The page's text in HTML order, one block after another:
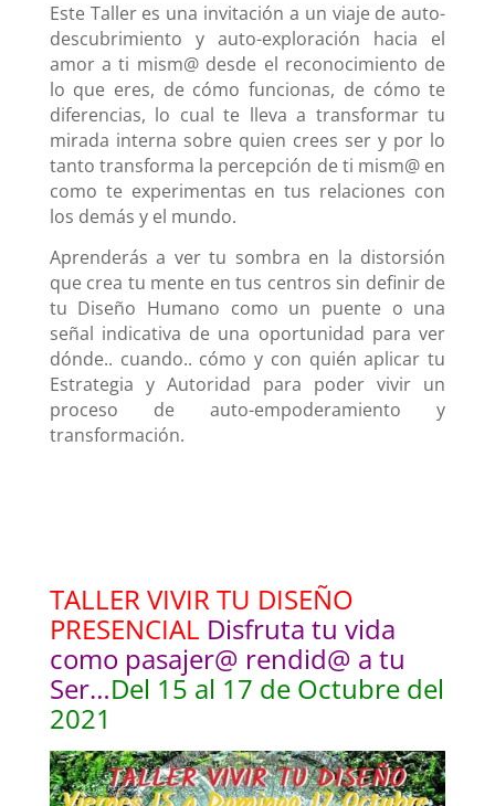
Este Taller es una invitación a un viaje de auto-
descubrimiento y auto-exploración hacia el
amor a ti mism@ desde el reconocimiento de
lo que eres, de cómo funcionas, de cómo te
diferencias, lo cual te lleva a transformar tu
mirada interna sobre quien crees ser y por lo
tanto transforma la percepción de ti mism@ en
como te experimentas en tus relaciones con
los demás y el mundo.
Aprenderás a ver tu sombra en la distorsión
que crea tu mente en tus centros sin definir de
tu Diseño Humano como un puente o una
señal indicativa de una oportunidad para ver
dónde.. cuando.. cómo y con quién aplicar tu
Estrategia y Autoridad para poder vivir un
proceso de auto-empoderamiento y
transformación.
TALLER VIVIR TU DISEÑO
PRESENCIAL Disfruta tu vida
como pasajer@ rendid@ a tu
Ser…Del 15 al 17 de Octubre del
2021